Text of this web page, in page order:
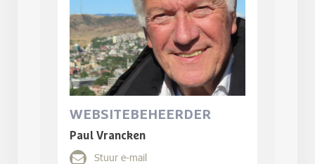
WEBSITEBEHEERDER
Paul Vrancken
Stuur e-mail